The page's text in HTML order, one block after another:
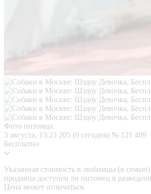
Фото питомца
3 августа, 13:23 205 (0 сегодня) № 121 499
Бесплатно
Указанная стоимость в любимцы (в
продавца доступен ли питомец в
Цена может отличаться.